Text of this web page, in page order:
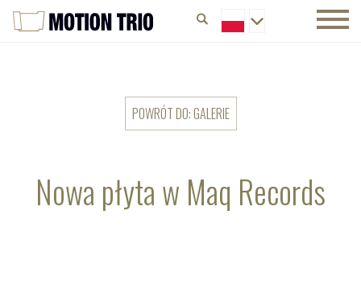
Nowa płyta w Maq Records
POWRÓT DO: GALERIE